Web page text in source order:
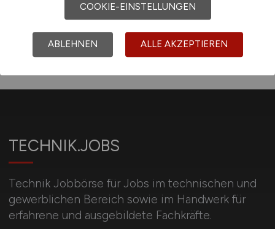
TECHNIK.JOBS
Technik Jobbörse für Jobs im technischen und
gewerblichen Bereich sowie im Handwerk für
erfahrene und ausgebildete Fachkräfte.
COOKIE-EINSTELLUNGEN
ABLEHNEN ALLE AKZEPTIEREN